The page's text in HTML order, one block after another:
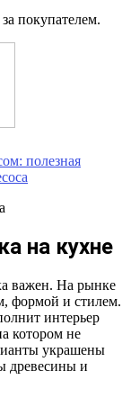
покупателем.
полезная
на кухне
важен. На рынке
формой и стилем.
интерьер
котором не
украшены
древесины и